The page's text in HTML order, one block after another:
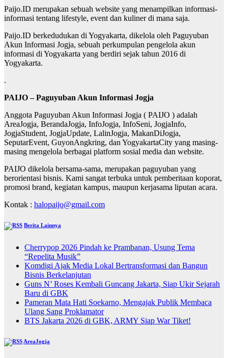
Paijo.ID merupakan sebuah website yang menampilkan informasi-
informasi tentang lifestyle, event dan kuliner di mana saja.
Paijo.ID berkedudukan di Yogyakarta, dikelola oleh Paguyuban
Akun Informasi Jogja, sebuah perkumpulan pengelola akun
informasi di Yogyakarta yang berdiri sejak tahun 2016 di
Yogyakarta.
.
PAIJO – Paguyuban Akun Informasi Jogja
Anggota Paguyuban Akun Informasi Jogja ( PAIJO ) adalah
AreaJogja, BerandaJogja, InfoJogja, InfoSeni, JogjaInfo,
JogjaStudent, JogjaUpdate, LalinJogja, MakanDiJogja,
SeputarEvent, GuyonAngkring, dan YogyakartaCity yang masing-
masing mengelola berbagai platform sosial media dan website.
PAIJO dikelola bersama-sama, merupakan paguyuban yang
berorientasi bisnis. Kami sangat terbuka untuk pemberitaan koporat,
promosi brand, kegiatan kampus, maupun kerjasama liputan acara.
Kontak : halopaijo@gmail.com
Berita Lainnya
Cherrypop 2026 Pindah ke Prambanan, Usung Tema
“Repelita Musik”
Komdigi Ajak Media Lokal Bertransformasi dan Bangun
Bisnis Berkelanjutan
Guns N’ Roses Kembali Guncang Jakarta, Siap Ukir Sejarah
Baru di GBK
Pameran Mata Hati Soekarno, Mengajak Publik Membaca
Ulang Sang Proklamator
BTS Jakarta 2026 di GBK, ARMY Siap War Tiket!
AreaJogja